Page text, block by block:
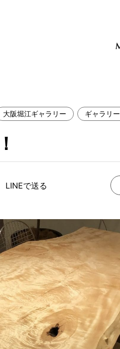
吉祥寺ギャラリー
名古屋ギャラリー
大阪梅田ギャラリー
アウトレット神戸店
大川ギャラリー【本店】
天神ギャラリー
公式オンラインストア
WEBカタログ
大阪堀江ギャラリー ギャラリー
LINEで送る